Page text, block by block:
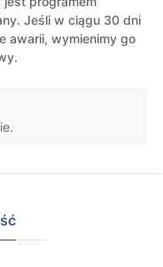
Jeśli w ciągu 30 dni
awarii, wymienimy go